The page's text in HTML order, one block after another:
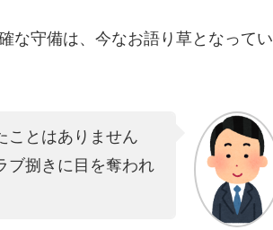
な守備は、今なお語り草となってい
ことはありません
ブ捌きに目を奪われ